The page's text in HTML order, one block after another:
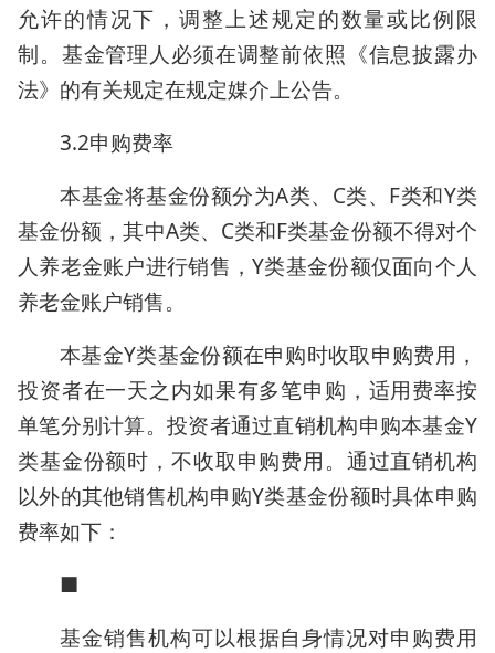
允许的情况下，调整上述规定的数量或比例限
制。基金管理人必须在调整前依照《信息披露办
法》的有关规定在规定媒介上公告。
3.2申购费率
本基金将基金份额分为A类、C类、F类和Y类
基金份额，其中A类、C类和F类基金份额不得对个
人养老金账户进行销售，Y类基金份额仅面向个人
养老金账户销售。
本基金Y类基金份额在申购时收取申购费用，
投资者在一天之内如果有多笔申购，适用费率按
单笔分别计算。投资者通过直销机构申购本基金Y
类基金份额时，不收取申购费用。通过直销机构
以外的其他销售机构申购Y类基金份额时具体申购
费率如下：
■
基金销售机构可以根据自身情况对申购费用